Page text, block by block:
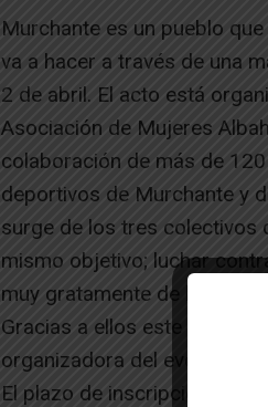
Murchante es un pueblo
va a hacer a través de una
2 de abril. El acto está
Asociación de Mujeres
colaboración de más de
deportivos de Murchante y
surge de los tres colectivos
mismo objetivo; luchar
muy gratamente de la gran
Gracias a ellos este
organizadora del evento.
El plazo de inscripción